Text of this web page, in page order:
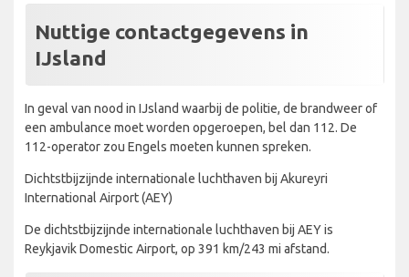
Nuttige contactgegevens in
IJsland
In geval van nood in IJsland waarbij de politie, de brandweer of
een ambulance moet worden opgeroepen, bel dan 112. De
112-operator zou Engels moeten kunnen spreken.
Dichtstbijzijnde internationale luchthaven bij Akureyri
International Airport (AEY)
De dichtstbijzijnde internationale luchthaven bij AEY is
Reykjavik Domestic Airport, op 391 km/243 mi afstand.